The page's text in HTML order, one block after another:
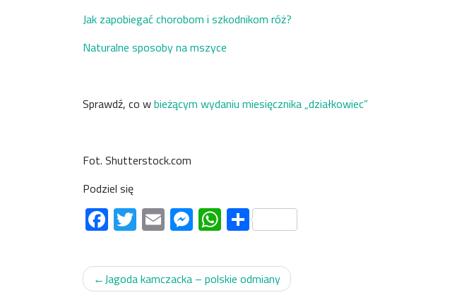
Jak zapobiegać chorobom i szkodnikom róż?
Naturalne sposoby na mszyce
Sprawdź, co wbieżącym wydaniu miesięcznika „działkowiec”
Fot. Shutterstock.com
Podziel się
Facebook
Twitter
EmailMessenger
WhatsApp
Share
Nawigacja
Jagoda kamczacka – polskie odmiany